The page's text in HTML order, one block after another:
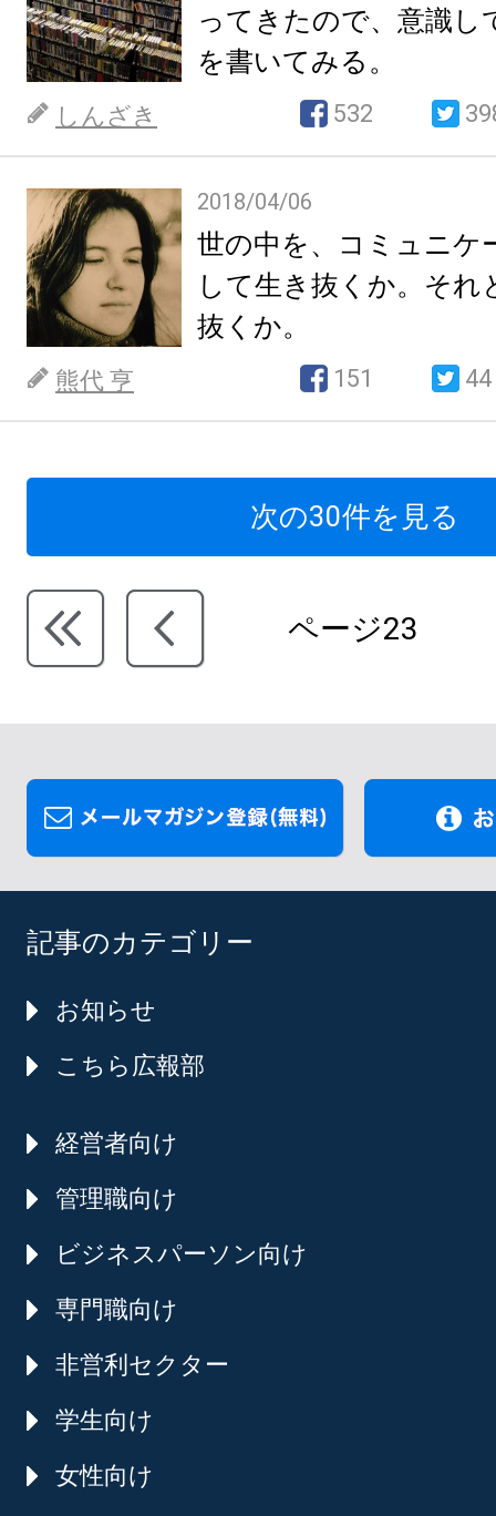
ってきたので、意識し
を書いてみる。
しんざき 532
2018/04/06
世の中を、コミュニケ
して生き抜くか。それ
抜くか。
熊代 亨 151 44
次の30件を見る
ページ23
記事のカテゴリー
お知らせ
こちら広報部
経営者向け
管理職向け
ビジネスパーソン向け
専門職向け
非営利セクター
学生向け
女性向け